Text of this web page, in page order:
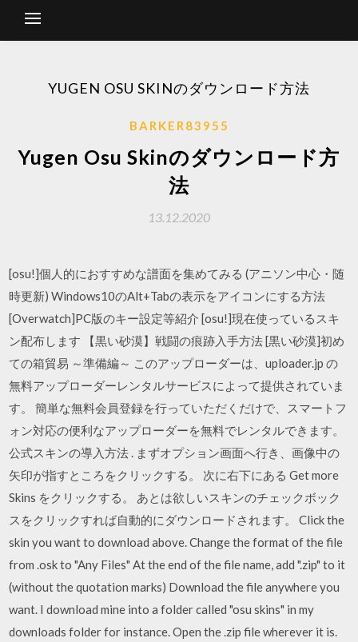
YUGEN OSU SKINのダウンロード方法
BARKER83955
Yugen Osu Skinのダウンロード方
法
13.12.2020
[osu!]個人的におすすめな譜面を集めてみる (アニソン中心・随
時更新) Windows10のAlt+Tabの表示をアイコンにする方法
[Overwatch]PC版のキー設定等紹介 [osu!]現在使っているスキ
ン配布します 【黒い砂漠】戦闘の痕跡入手方法 [黒い砂漠]初め
ての箱貿易 ～準備編～ このアップローダーは、uploader.jp の
無料アップローダーレンタルサービスによって提供されていま
す。 簡単な無料会員登録を行っていただくだけで、スマートフ
ォン対応の便利なアップローダーを無料でレンタルできます。
公式スキンの導入方法 . まずオプション画面へ行き、画像中の
矢印が指すところをクリックする。 次に右下にある Get more
Skins をクリックする。 あとは欲しいスキンのチェックボック
スをクリックすれば自動的にダウンロードされます。 Click the
skin you want to download above. Change the format of the file
from .osk to "Any Files" At the end of the file name, add ".zip" to it
(without the quotation marks) Download the file anywhere you
want. I download mine into a folder called "osu skins" in my
downloads folder for instance. Open the .zip file wherever it is.